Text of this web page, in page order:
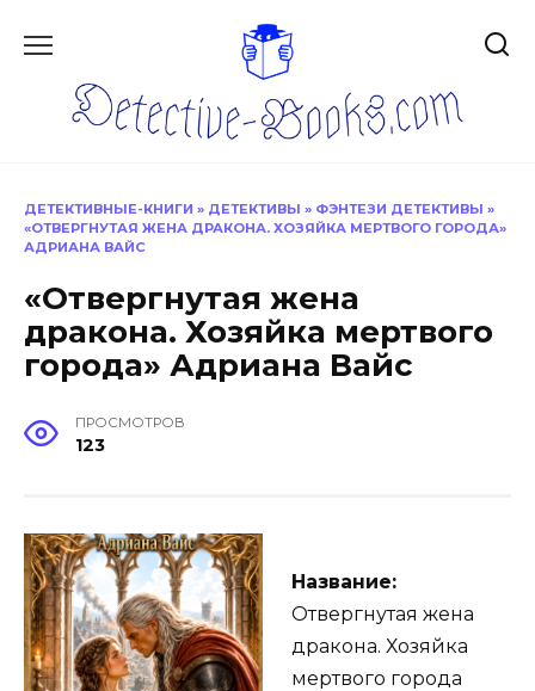
ДЕТЕКТИВНЫЕ-КНИГИ » ДЕТЕКТИВЫ » ФЭНТЕЗИ ДЕТЕКТИВЫ »
«ОТВЕРГНУТАЯ ЖЕНА ДРАКОНА. ХОЗЯЙКА МЕРТВОГО ГОРОДА»
АДРИАНА ВАЙС
«Отвергнутая жена
дракона. Хозяйка мертвого
города» Адриана Вайс
ПРОСМОТРОВ
123
Название:
Отвергнутая жена
дракона. Хозяйка
мертвого города